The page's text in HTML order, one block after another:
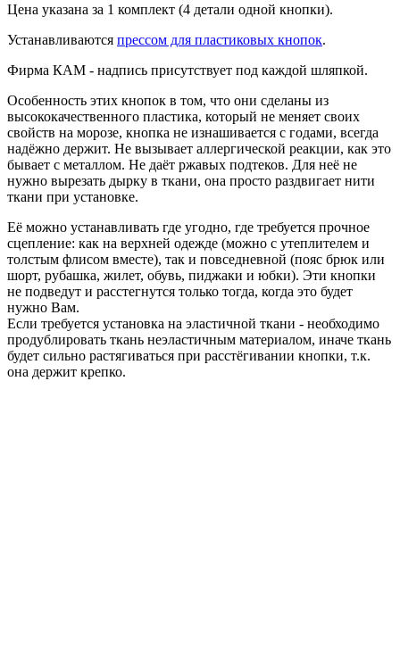
Цена указана за 1 комплект (4 детали одной кнопки).
Устанавливаются прессом для пластиковых кнопок.
Фирма КАМ - надпись присутствует под каждой шляпкой.
Особенность этих кнопок в том, что они сделаны из
высококачественного пластика, который не меняет своих
свойств на морозе, кнопка не изнашивается с годами, всегда
надёжно держит. Не вызывает аллергической реакции, как это
бывает с металлом. Не даёт ржавых подтеков. Для неё не
нужно вырезать дырку в ткани, она просто раздвигает нити
ткани при установке.
Её можно устанавливать где угодно, где требуется прочное
сцепление: как на верхней одежде (можно с утеплителем и
толстым флисом вместе), так и повседневной (пояс брюк или
шорт, рубашка, жилет, обувь, пиджаки и юбки). Эти кнопки
не подведут и расстегнутся только тогда, когда это будет
нужно Вам.
Если требуется установка на эластичной ткани - необходимо
продублировать ткань неэластичным материалом, иначе ткань
будет сильно растягиваться при расстёгивании кнопки, т.к.
она держит крепко.